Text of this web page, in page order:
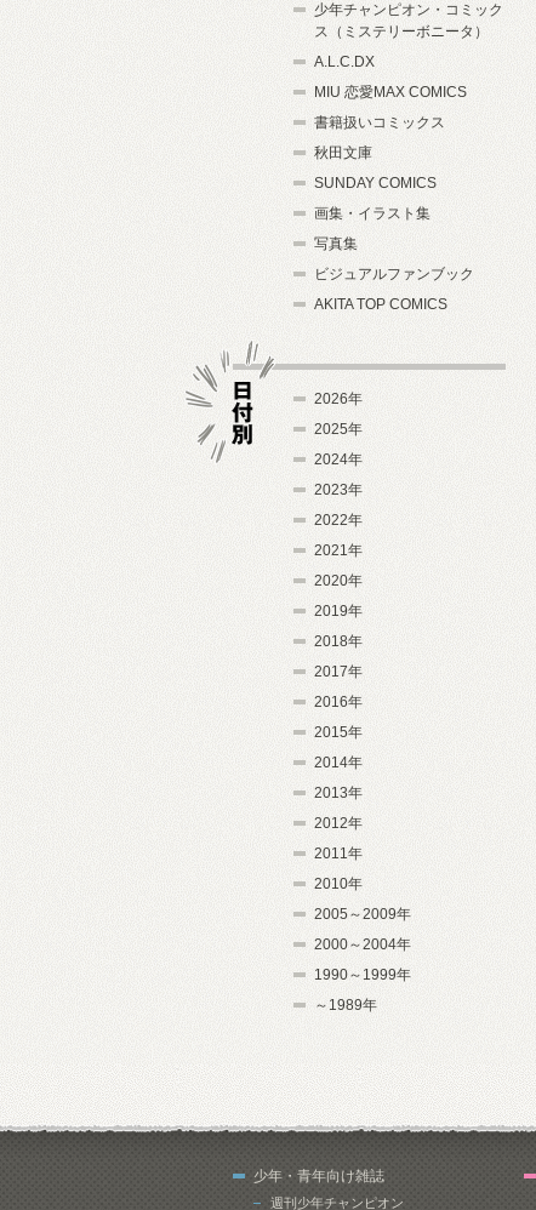
少年チャンピオン・コミック
ス（ミステリーボニータ）
A.L.C.DX
MIU 恋愛MAX COMICS
書籍扱いコミックス
秋田文庫
SUNDAY COMICS
画集・イラスト集
写真集
ビジュアルファンブック
AKITA TOP COMICS
2026年
2025年
2024年
2023年
2022年
2021年
2020年
2019年
2018年
2017年
2016年
2015年
2014年
2013年
2012年
2011年
2010年
2005～2009年
2000～2004年
1990～1999年
～1989年
少年・青年向け雑誌
週刊少年チャンピオン